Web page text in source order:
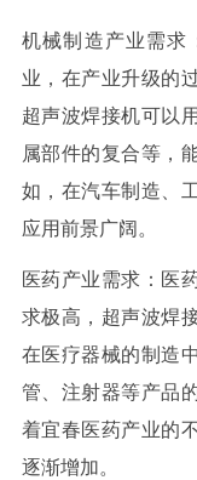
机械制造产业需求
业，在产业升级的
超声波焊接机可以
属部件的复合等，
如，在汽车制造、
应用前景广阔。
医药产业需求：医
求极高，超声波焊
在医疗器械的制造
管、注射器等产品
着宜春医药产业的
逐渐增加。